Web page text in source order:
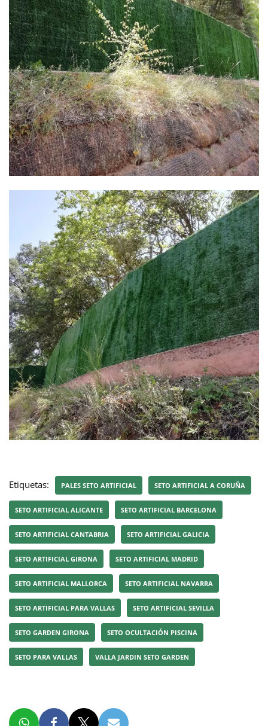
Etiquetas: PALES SETO ARTIFICIAL SETO ARTIFICIAL A CORUÑA
SETO ARTIFICIAL ALICANTE SETO ARTIFICIAL BARCELONA
SETO ARTIFICIAL CANTABRIA SETO ARTIFICIAL GALICIA
SETO ARTIFICIAL GIRONA SETO ARTIFICIAL MADRID
SETO ARTIFICIAL MALLORCA SETO ARTIFICIAL NAVARRA
SETO ARTIFICIAL PARA VALLAS SETO ARTIFICIAL SEVILLA
SETO GARDEN GIRONA SETO OCULTACIÓN PISCINA
SETO PARA VALLAS VALLA JARDIN SETO GARDEN